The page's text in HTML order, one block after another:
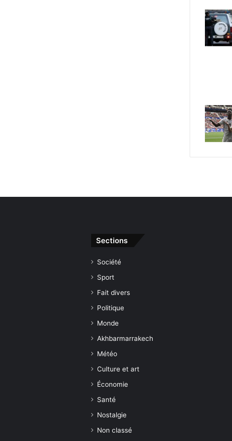
Sections
Société
Sport
Fait divers
Politique
Monde
Akhbarmarrakech
Météo
Culture et art
Économie
Santé
Nostalgie
Non classé